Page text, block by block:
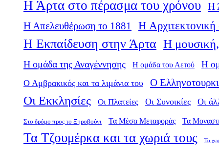
Η Άρτα στο πέρασμα του χρόνου Η
Η Απελευθέρωση το 1881
Η
Η Εκπαίδευση στην Άρτα Η μουσική,
Η ομάδα της Αναγέννησης Η ομάδα του Αετού Η
Ο Αμβρακικός και τα λιμάνια του Ο
Οι Εκκλησίες Οι Πλατείες Οι Συνοικίες Οι
Στο δρόμο προς το Ξηροβούνι Τα Μέσα Μεταφοράς Τα
Τα Τζουμέρκα και τα χωριά τους Τα